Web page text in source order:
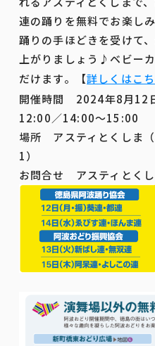
連の踊りを無料でお楽しみ
踊りの手ほどきを受けて
上がりましょう♪ベビー
だけます。【詳しくはこ
開催時間 2024年8月12
12:00／14:00～15:00
場所 アスティとくしま
1）
お問合せ アスティとく